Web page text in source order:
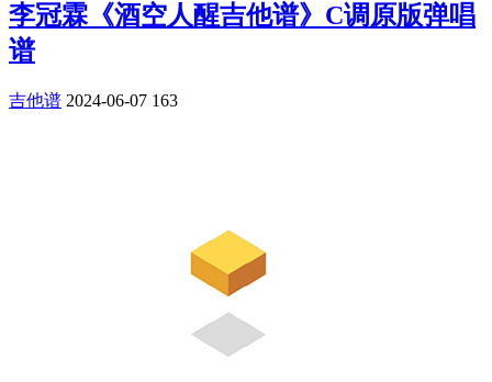
李冠霖《酒空人醒吉他谱》C调原版弹唱
谱
吉他谱 2024-06-07 163